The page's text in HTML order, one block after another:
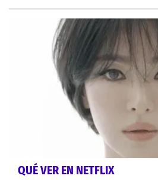
QUÉ VER EN NETFLIX